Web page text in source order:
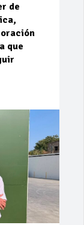
de
que